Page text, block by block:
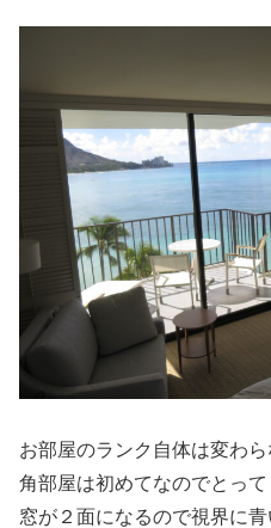
お部屋のランク自体は変わ
角部屋は初めてなのでとって
窓が２面になるので視界に